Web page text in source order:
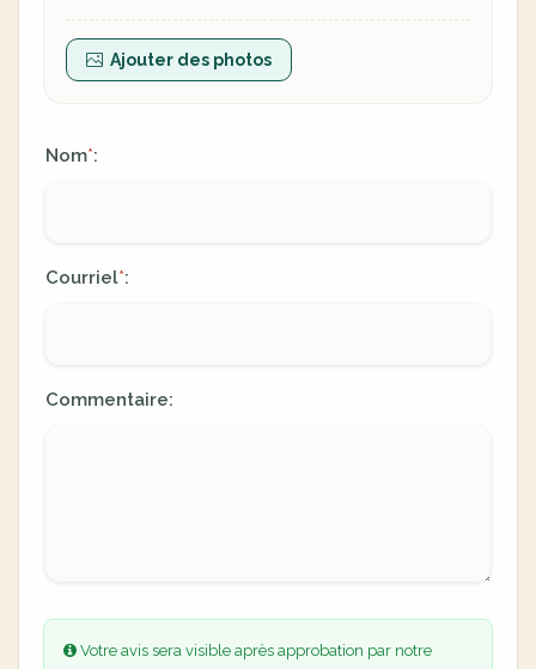
Ajouter des photos
Nom*:
Courriel*:
Commentaire:
Votre avis sera visible après approbation par notre